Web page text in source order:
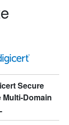
Secure
Multi-Domain